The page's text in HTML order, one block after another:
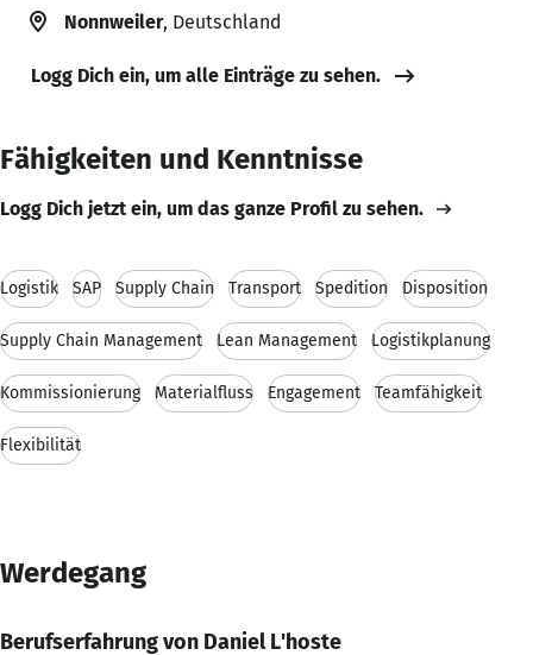
Nonnweiler, Deutschland
Logg Dich ein, um alle Einträge zu sehen.
Fähigkeiten und Kenntnisse
Logg Dich jetzt ein, um das ganze Profil zu sehen.
Logistik SAP Supply Chain Transport Spedition Disposition
Supply Chain Management Lean Management Logistikplanung
Kommissionierung Materialfluss Engagement Teamfähigkeit
Flexibilität
Werdegang
Berufserfahrung von Daniel L'hoste